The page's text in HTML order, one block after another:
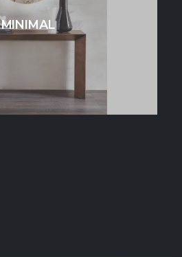
MINIMAL